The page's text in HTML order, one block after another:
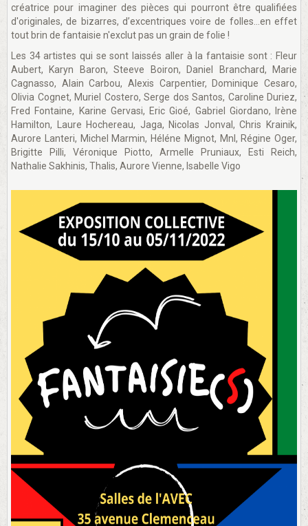
créatrice pour imaginer des pièces qui pourront être qualifiées
d'originales, de bizarres, d’excentriques voire de folles…en effet
tout brin de fantaisie n'exclut pas un grain de folie !
Les 34 artistes qui se sont laissés aller à la fantaisie sont : Fleur
Aubert, Karyn Baron, Steeve Boiron, Daniel Branchard, Marie
Cagnasso, Alain Carbou, Alexis Carpentier, Dominique Cesaro,
Olivia Cognet, Muriel Costero, Serge dos Santos, Caroline Duriez,
Fred Fontaine, Karine Gervasi, Eric Gioé, Gabriel Giordano, Irène
Hamilton, Laure Hochereau, Jaga, Nicolas Jonval, Chris Krainik,
Aurore Lanteri, Michel Marmin, Héléne Mignot, Mnl, Régine Oger,
Brigitte Pilli, Véronique Piotto, Armelle Pruniaux, Esti Reich,
Nathalie Sakhinis, Thalis, Aurore Vienne, Isabelle Vigo